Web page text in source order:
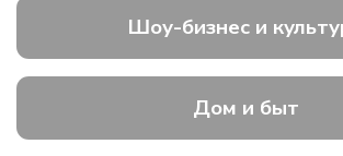
Шоу-бизнес и
Дом и быт